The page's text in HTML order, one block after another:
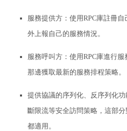
服務提供方： 使用RPC庫註冊
外上報自己的服務情況。
服務呼叫方： 使用RPC庫進行
那邊獲取最新的服務排程策略。
提供協議的序列化、反序列化
斷限流等安全訪問策略，這部
都適用。